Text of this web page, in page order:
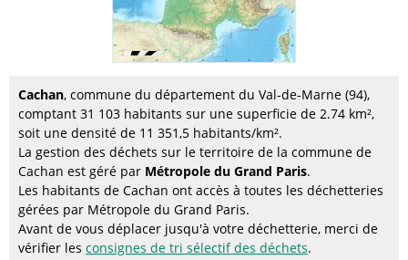
Cachan, commune du département du Val-de-Marne (94),
comptant 31 103 habitants sur une superficie de 2.74 km²,
soit une densité de 11 351,5 habitants/km².
La gestion des déchets sur le territoire de la commune de
Cachan est géré par Métropole du Grand Paris.
Les habitants de Cachan ont accès à toutes les déchetteries
gérées par Métropole du Grand Paris.
Avant de vous déplacer jusqu'à votre déchetterie, merci de
vérifier les consignes de tri sélectif des déchets.